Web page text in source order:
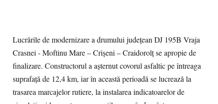
Lucrările de modernizare a drumului județean DJ 195B Vraja
Crasnei - Moftinu Mare – Crișeni – Craidorolț se apropie de
finalizare. Constructorul a așternut covorul asfaltic pe întreaga
suprafață de 12,4 km, iar în această perioadă se lucrează la
trasarea marcajelor rutiere, la instalarea indicatoarelor de